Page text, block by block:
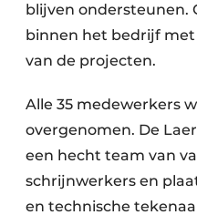
blijven ondersteunen.
binnen het bedrijf met
van de projecten.
Alle 35 medewerkers
overgenomen. De
een hecht team van
schrijnwerkers en
en technische